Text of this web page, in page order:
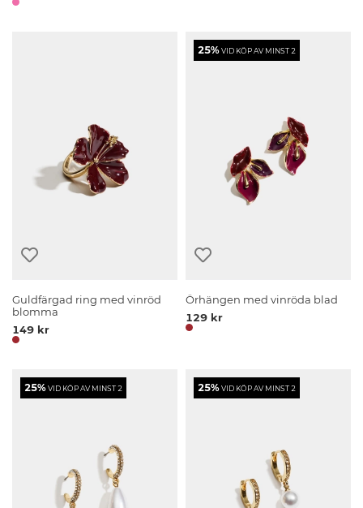
Guldfärgad ring med vinröd
blomma
149 kr
25%VID KÖP AV MINST 2
Örhängen med vinröda blad
129 kr
25%VID KÖP AV MINST 2 25%VID KÖP AV MINST 2